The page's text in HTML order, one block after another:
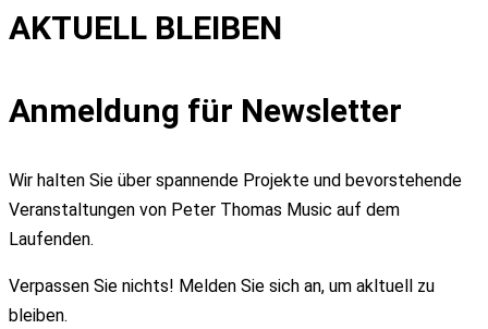
AKTUELL BLEIBEN
Anmeldung für Newsletter
Wir halten Sie über spannende Projekte und bevorstehende
Veranstaltungen von Peter Thomas Music auf dem
Laufenden.
Verpassen Sie nichts! Melden Sie sich an, um akltuell zu
bleiben.